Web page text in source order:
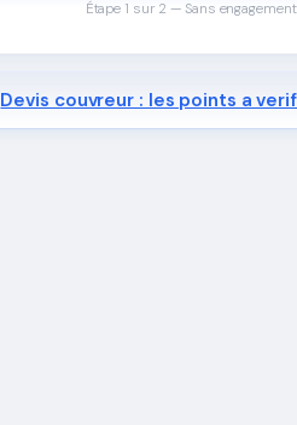
Étape 1 sur 2 — Sans engagement
Devis couvreur : les points a